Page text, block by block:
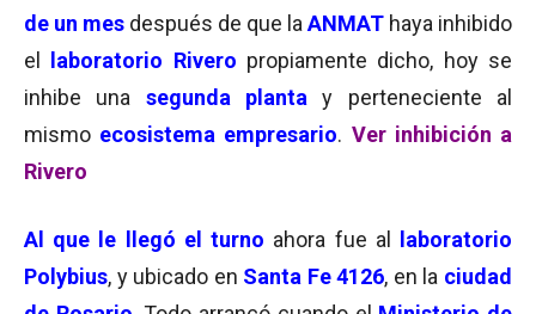
de un mes después de que la ANMAT haya inhibido
el
laboratorio Rivero propiamente dicho, hoy se
inhibe una segunda planta y perteneciente al
mismo ecosistema empresario. Ver inhibición a
Rivero
Al que le llegó el turno ahora fue al
laboratorio
Polybius, y ubicado en Santa Fe 4126, en la ciudad